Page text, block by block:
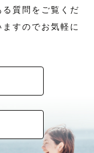
質問をご覧くだ
すのでお気軽に